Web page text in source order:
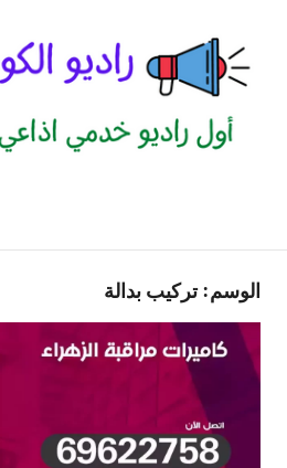
المحتوى
الكويت
للاعلانات
بالكويت
الوسم:تركيب بدالة